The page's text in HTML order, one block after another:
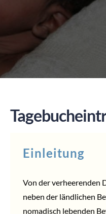
Einleitung
Von der verheerenden
neben der ländlichen
nomadisch lebenden